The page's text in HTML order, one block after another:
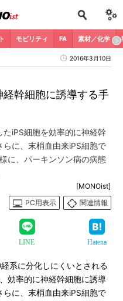
モビリティ FA 素材／化学
2016年3月10日
経幹細胞に誘導する手
たiPS細胞を効率的に神経幹
に、末梢血由来iPS細胞で
に、パーキンソン病の病態
[MONOist]
PC用表示
関連情報
LINE Hatena
系に分化しにくいとされる
効率的に神経幹細胞に誘導
に、末梢血由来iPS細胞で